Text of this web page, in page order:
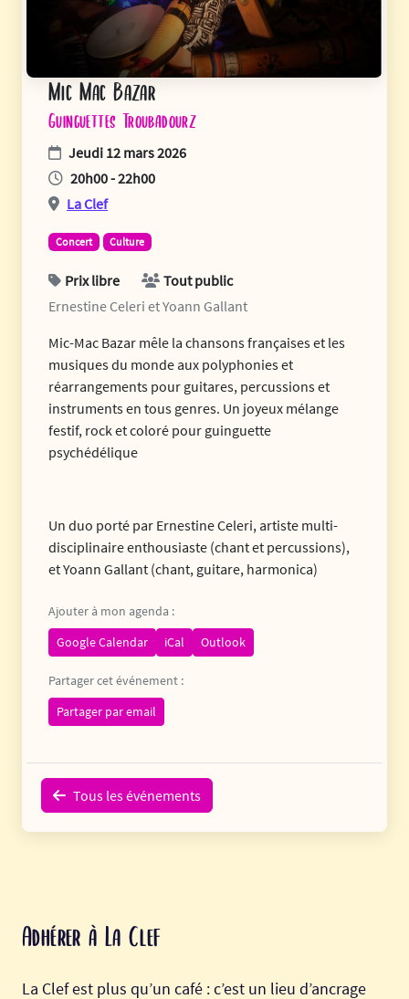
Mic Mac Bazar
Guinguettes Troubadourz
Jeudi 12 mars 2026
20h00 - 22h00
La Clef
Concert Culture
Prix libre
Tout public
Ernestine Celeri et Yoann Gallant
Mic-Mac Bazar mêle la chansons françaises et les
musiques du monde aux polyphonies et
réarrangements pour guitares, percussions et
instruments en tous genres. Un joyeux mélange
festif, rock et coloré pour guinguette
psychédélique
Un duo porté par Ernestine Celeri, artiste multi-
disciplinaire enthousiaste (chant et percussions),
et Yoann Gallant (chant, guitare, harmonica)
Ajouter à mon agenda :
Google Calendar
iCal Outlook
Partager cet événement :
Partager par email
Tous les événements
Adhérer à La Clef
La Clef est plus qu’un café : c’est un lieu d’ancrage